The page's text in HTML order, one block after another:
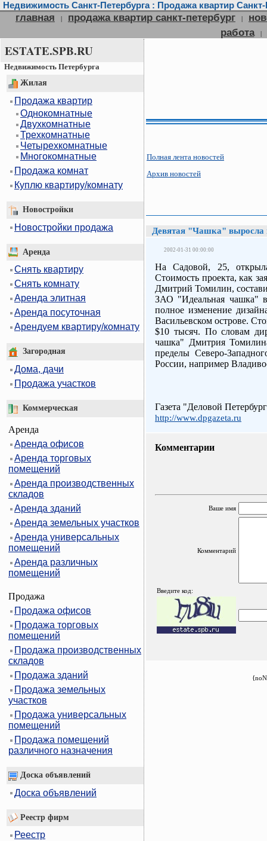
Недвижимость Санкт-Петербурга : Продажа квартир
главная | продажа квартир санкт-петербург |
работа
|
ESTATE.SPB.RU
Недвижимость Петербурга
Жилая
Продажа квартир
Однокомнатные
Двухкомнатные
Трехкомнатные
Четырехкомнатные
Многокомнатные
Продажа комнат
Куплю квартиру/комнату
Новостройки
Новостройки продажа
Аренда
Снять квартиру
Снять комнату
Аренда элитная
Аренда посуточная
Арендуем квартиру/комнату
Загородная
Дома, дачи
Продажа участков
Коммерческая
Аренда
Аренда офисов
Аренда торговых
помещений
Аренда производственных
складов
Аренда зданий
Аренда земельных участков
Аренда универсальных
помещений
Аренда различных
помещений
Продажа
Продажа офисов
Продажа торговых
помещений
Продажа производственных
складов
Продажа зданий
Продажа земельных
участков
Продажа универсальных
помещений
Продажа помещений
различного назначения
Доска объявлений
Доска объявлений
Реестр фирм
Реестр
Полная лента новостей
Архив новостей
Девятая "Чашка" выросла
2002-01-31 00:00:00
На Садовой, 25,
Стоимость проекта, как
Дмитрий Томилин,
ЗАО "Идеальная чашка" в
полное изменение
Васильевском острове.
$10 тысяч. По словам
чашка" Дмитрия
пределы Северо-
России, например
Газета "Деловой
http://www.dpgazeta.ru
Комментарии
Ваше имя
Комментарий
Введите код: